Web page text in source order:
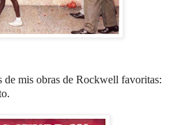
de mis obras de Rockwell favoritas: